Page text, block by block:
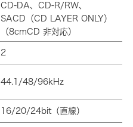
CD-DA、CD-R/RW、
SACD（CD LAYER ONLY）
（8cmCD 非対応）
2
44.1/48/96kHz
16/20/24bit（直線）